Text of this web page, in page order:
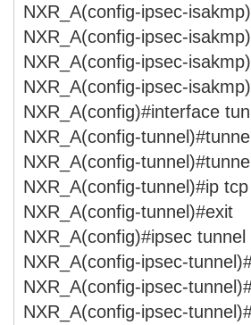
NXR_A(config-ipsec-
NXR_A(config-ipsec-
NXR_A(config-ipsec-
NXR_A(config-ipsec-
NXR_A(config)#interface
NXR_A(config-
NXR_A(config-
NXR_A(config-tunnel)#ip
NXR_A(config-tunnel)#exit
NXR_A(config)#ipsec tunnel
NXR_A(config-ipsec-
NXR_A(config-ipsec-
NXR_A(config-ipsec-